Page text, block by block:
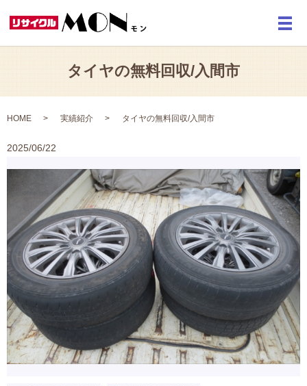
メ
タイヤの無料回収/入間市
HOME 実績紹介 タイヤの無料回収/入間市
2025/06/22